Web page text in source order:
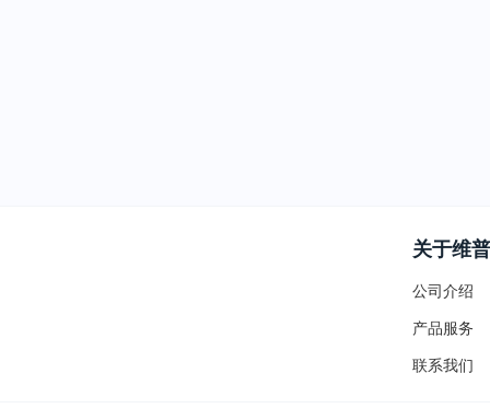
关于维普
公司介绍
产品服务
联系我们